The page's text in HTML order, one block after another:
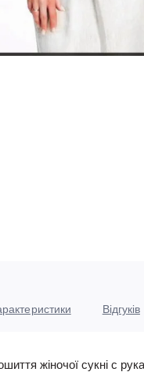
Відгуків
жіночої сукні c